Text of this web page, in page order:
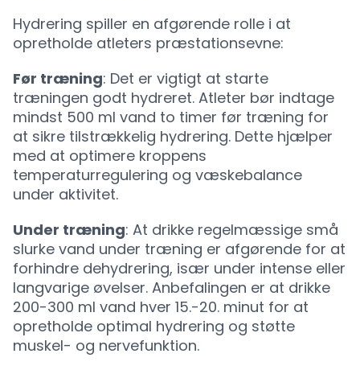
Hydrering spiller en afgørende rolle i at
opretholde atleters præstationsevne:
Før træning: Det er vigtigt at starte
træningen godt hydreret. Atleter bør indtage
mindst 500 ml vand to timer før træning for
at sikre tilstrækkelig hydrering. Dette hjælper
med at optimere kroppens
temperaturregulering og væskebalance
under aktivitet.
Under træning: At drikke regelmæssige små
slurke vand under træning er afgørende for at
forhindre dehydrering, især under intense eller
langvarige øvelser. Anbefalingen er at drikke
200-300 ml vand hver 15.-20. minut for at
opretholde optimal hydrering og støtte
muskel- og nervefunktion.